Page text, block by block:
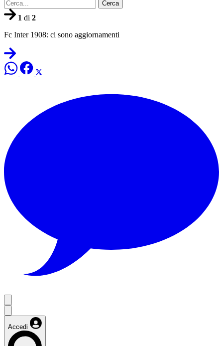
Cerca
1 di 2
Fc Inter 1908: ci sono aggiornamenti
Accedi